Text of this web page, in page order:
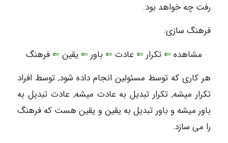
رفت چه خواهد بود.
فرهنگ سازی:
مشاهده⇐تکرار⇐ عادت⇐ باور⇐ یقین⇐فرهنگ
هر کاری که توسط مسئولین انجام داده شود, توسط افراد
تکرار میشه, تکرار تبدیل به عادت میشه, عادت تبدیل به
باور میشه و باور تبدیل به یقین و یقین هست که فرهنگ
را می سازد.